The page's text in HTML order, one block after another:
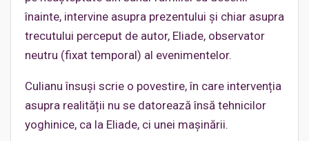
înainte, intervine asupra prezentului și chiar asupra
trecutului perceput de autor, Eliade, observator
neutru (fixat temporal) al evenimentelor.
Culianu însuși scrie o povestire, în care intervenția
asupra realității nu se datorează însă tehnicilor
yoghinice, ca la Eliade, ci unei mașinării.